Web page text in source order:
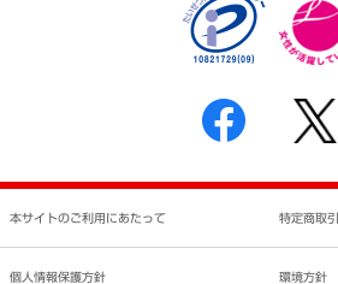
反社会的勢力に対する基本方針
書面による個人情報の開示等の請求の手続きにつ
本サイトのご利用にあたって 特定商取
個人情報保護方針 環境方針